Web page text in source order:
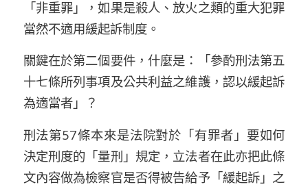
「非重罪 」
，如果是殺人、放火之類的重大犯罪
當然不適用緩起訴制度。
關鍵在於第二個要件，什麼是 ：
「參酌刑法第五
十七條所列事項及公共利益之維護，認以緩起訴
為適當者」
？
刑法第57條本來是法院對於 「有罪者 」 要如何
決定刑度的 「量刑 」 規定 ， 立法者在此亦把此條
文內容做為檢察官是否得被告給予「緩起訴 」 之